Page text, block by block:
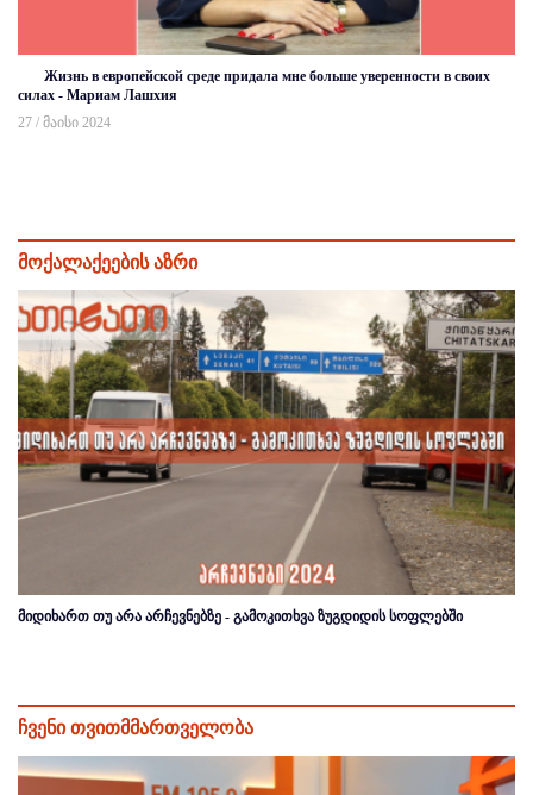
Жизнь в европейской среде придала мне больше уверенности в своих
силах - Мариам Лашхия
27 / მაისი 2024
მოქალაქეების აზრი
მიდიხართ თუ არა არჩევნებზე - გამოკითხვა ზუგდიდის სოფლებში
ჩვენი თვითმმართველობა